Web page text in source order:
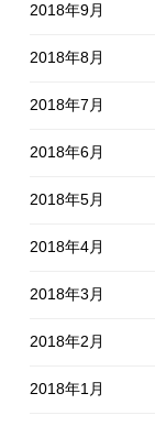
2018年9月
2018年8月
2018年7月
2018年6月
2018年5月
2018年4月
2018年3月
2018年2月
2018年1月